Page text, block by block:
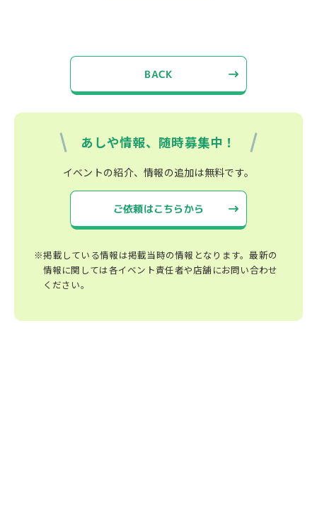
BACK
あしや情報、随時募集中！
イベントの紹介、情報の追加は無料です。
ご依頼はこちらから
※掲載している情報は掲載当時の情報となります。最新の
情報に関しては各イベント責任者や店舗にお問い合わせ
ください。